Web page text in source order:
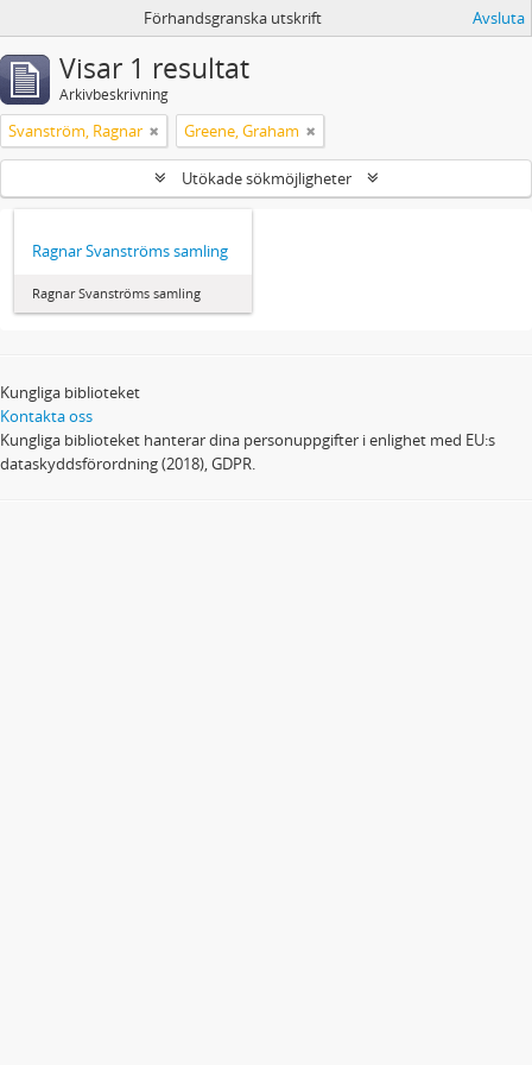
Förhandsgranska utskrift Avsluta
Visar 1 resultat
Arkivbeskrivning
Svanström, Ragnar Greene, Graham
Utökade sökmöjligheter
Ragnar Svanströms samling
Ragnar Svanströms samling
Kungliga biblioteket
Kontakta oss
Kungliga biblioteket hanterar dina personuppgifter i enlighet med EU:s
dataskyddsförordning (2018), GDPR.